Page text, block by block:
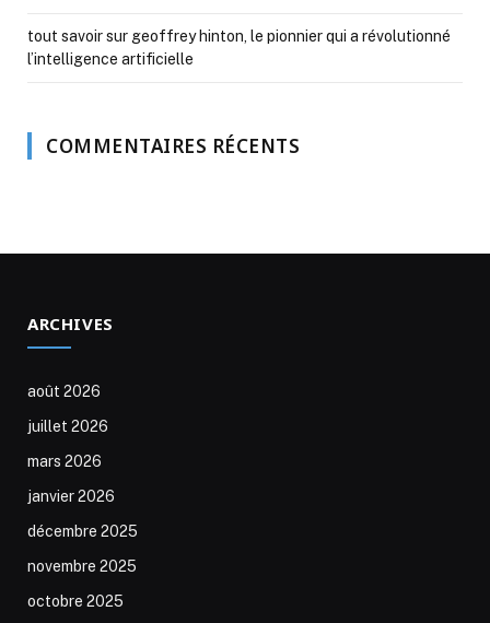
tout savoir sur geoffrey hinton, le pionnier qui a révolutionné
l’intelligence artificielle
COMMENTAIRES RÉCENTS
ARCHIVES
août 2026
juillet 2026
mars 2026
janvier 2026
décembre 2025
novembre 2025
octobre 2025